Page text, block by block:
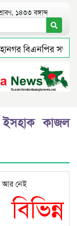
১৪৩৩ বঙ্গাব্দ
বিএনপির
ইলিয়াস অর্নব
ইসহাক কাজল
বিভিন্ন